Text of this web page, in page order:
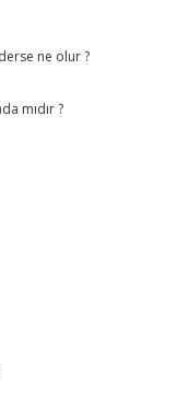
ne olur ?
mıdır ?